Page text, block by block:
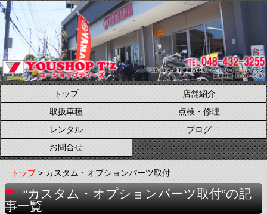
トップ
店舗紹介
取扱車種
点検・修理
レンタル
ブログ
お問合せ
トップ> カスタム・オプションパーツ取付
“カスタム・オプションパーツ取付”の記
事一覧